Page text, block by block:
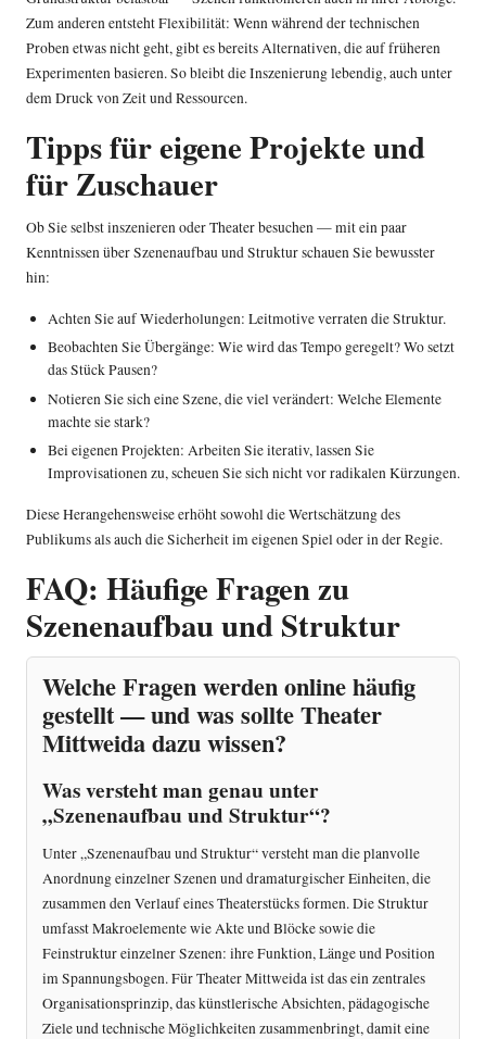
Zum anderen entsteht Flexibilität: Wenn während der technischen
Proben etwas nicht geht, gibt es bereits Alternativen, die auf früheren
Experimenten basieren. So bleibt die Inszenierung lebendig, auch unter
dem Druck von Zeit und Ressourcen.
Tipps für eigene Projekte und
für Zuschauer
Ob Sie selbst inszenieren oder Theater besuchen — mit ein paar
Kenntnissen über Szenenaufbau und Struktur schauen Sie bewusster
hin:
Achten Sie auf Wiederholungen: Leitmotive verraten die Struktur.
Beobachten Sie Übergänge: Wie wird das Tempo geregelt? Wo setzt
das Stück Pausen?
Notieren Sie sich eine Szene, die viel verändert: Welche Elemente
machte sie stark?
Bei eigenen Projekten: Arbeiten Sie iterativ, lassen Sie
Improvisationen zu, scheuen Sie sich nicht vor radikalen Kürzungen.
Diese Herangehensweise erhöht sowohl die Wertschätzung des
Publikums als auch die Sicherheit im eigenen Spiel oder in der Regie.
FAQ: Häufige Fragen zu
Szenenaufbau und Struktur
Welche Fragen werden online häufig
gestellt — und was sollte Theater
Mittweida dazu wissen?
Was versteht man genau unter
„Szenenaufbau und Struktur“?
Unter „Szenenaufbau und Struktur“ versteht man die planvolle
Anordnung einzelner Szenen und dramaturgischer Einheiten, die
zusammen den Verlauf eines Theaterstücks formen. Die Struktur
umfasst Makroelemente wie Akte und Blöcke sowie die
Feinstruktur einzelner Szenen: ihre Funktion, Länge und Position
im Spannungsbogen. Für Theater Mittweida ist das ein zentrales
Organisationsprinzip, das künstlerische Absichten, pädagogische
Ziele und technische Möglichkeiten zusammenbringt, damit eine